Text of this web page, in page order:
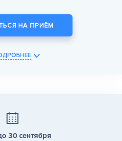
НА ПРИЁМ
30 сентября